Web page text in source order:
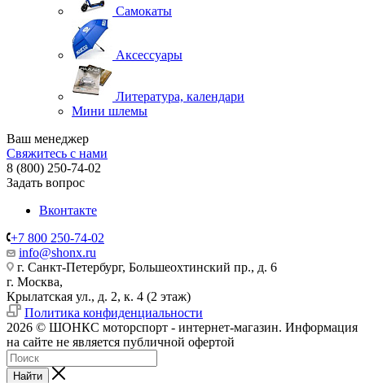
Самокаты
Аксессуары
Литература, календари
Мини шлемы
Ваш менеджер
Свяжитесь с нами
8 (800) 250-74-02
Задать вопрос
Вконтакте
+7 800 250-74-02
info@shonx.ru
г. Санкт-Петербург, Большеохтинский пр., д. 6
г. Москва,
Крылатская ул., д. 2, к. 4 (2 этаж)
Политика конфиденциальности
2026 © ШОНКС моторспорт - интернет-магазин. Информация
на сайте не является публичной офертой
Найти